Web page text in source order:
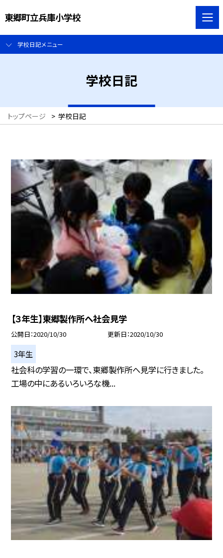
東郷町立兵庫小学校
学校日記メニュー
学校日記
トップページ > 学校日記
【３年生】東郷製作所へ社会見学
公開日 2020/10/30 更新日 2020/10/30
3年生
社会科の学習の一環で、東郷製作所へ見学に行きました。
工場の中にあるいろいろな機...